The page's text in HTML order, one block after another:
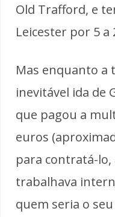
Old Trafford, e
Leicester por 5 a
Mas enquanto a
inevitável ida de
que pagou a
euros
para contratá-
trabalhava
quem seria o